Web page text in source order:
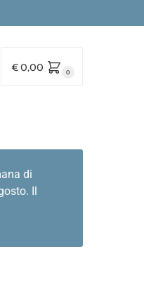
€0,00 0
di
Il